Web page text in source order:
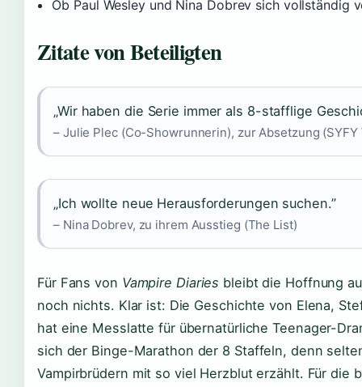
Ob Paul Wesley und Nina Dobrev sich vollständig
Zitate von Beteiligten
„Wir haben die Serie immer als 8-stafflige
– Julie Plec (Co-Showrunnerin), zur Absetzung (SYFY
„Ich wollte neue Herausforderungen suchen.”
– Nina Dobrev, zu ihrem Ausstieg (The List)
Für Fans von Vampire Diaries bleibt die Hoffnung
noch nichts. Klar ist: Die Geschichte von Elena,
hat eine Messlatte für übernatürliche Teenager-
sich der Binge-Marathon der 8 Staffeln, denn
Vampirbrüdern mit so viel Herzblut erzählt. Für die